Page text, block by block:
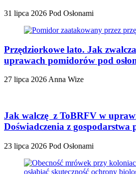
31 lipca 2026 Pod Osłonami
Przędziorkowe lato. Jak
uprawach pomidorów pod
27 lipca 2026 Anna Wize
Jak walczę z ToBRFV w
Doświadczenia z gospodarstwa
23 lipca 2026 Pod Osłonami